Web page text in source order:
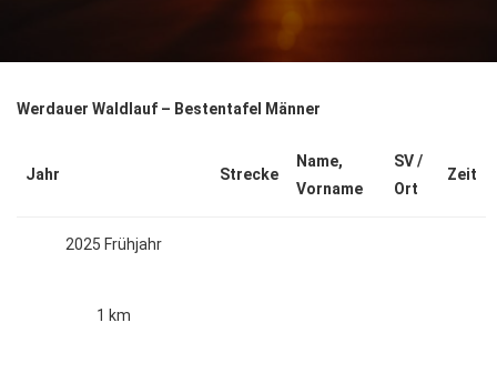
Werdauer Waldlauf – Bestentafel Männer
Jahr Strecke
Name,
Vorname
SV /
Ort
Zeit
2025 Frühjahr
1 km